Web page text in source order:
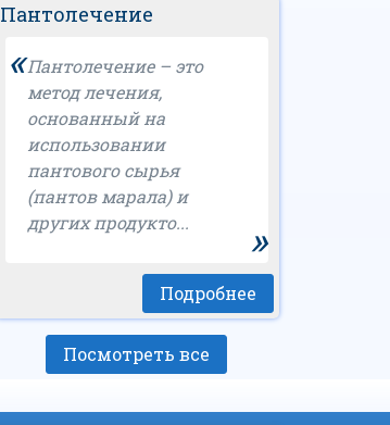
Пантолечение
«Пантолечение – это
метод лечения,
основанный на
использовании
пантового сырья
(пантов марала) и
других продукто...
»
Подробнее
Посмотреть все